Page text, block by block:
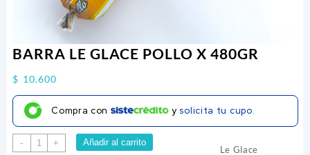
BARRA LE GLACE POLLO X 480GR
$ 10.600
Compra con y solicita tu cupo.
-
BARRA
+ Añadir al carrito
Le Glace